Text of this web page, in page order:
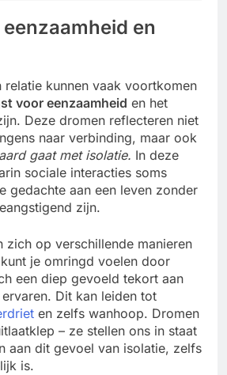
en
relatie kunnen vaak voortkomen
voor eenzaamheid en het
Deze dromen reflecteren niet
naar verbinding, maar ook
gaat met isolatie. In deze
sociale interacties soms
gedachte aan een leven zonder
zijn.
zich op verschillende manieren
je omringd voelen door
een diep gevoeld tekort aan
Dit kan leiden tot
en zelfs wanhoop. Dromen
– ze stellen ons in staat
aan dit gevoel van isolatie, zelfs
is.